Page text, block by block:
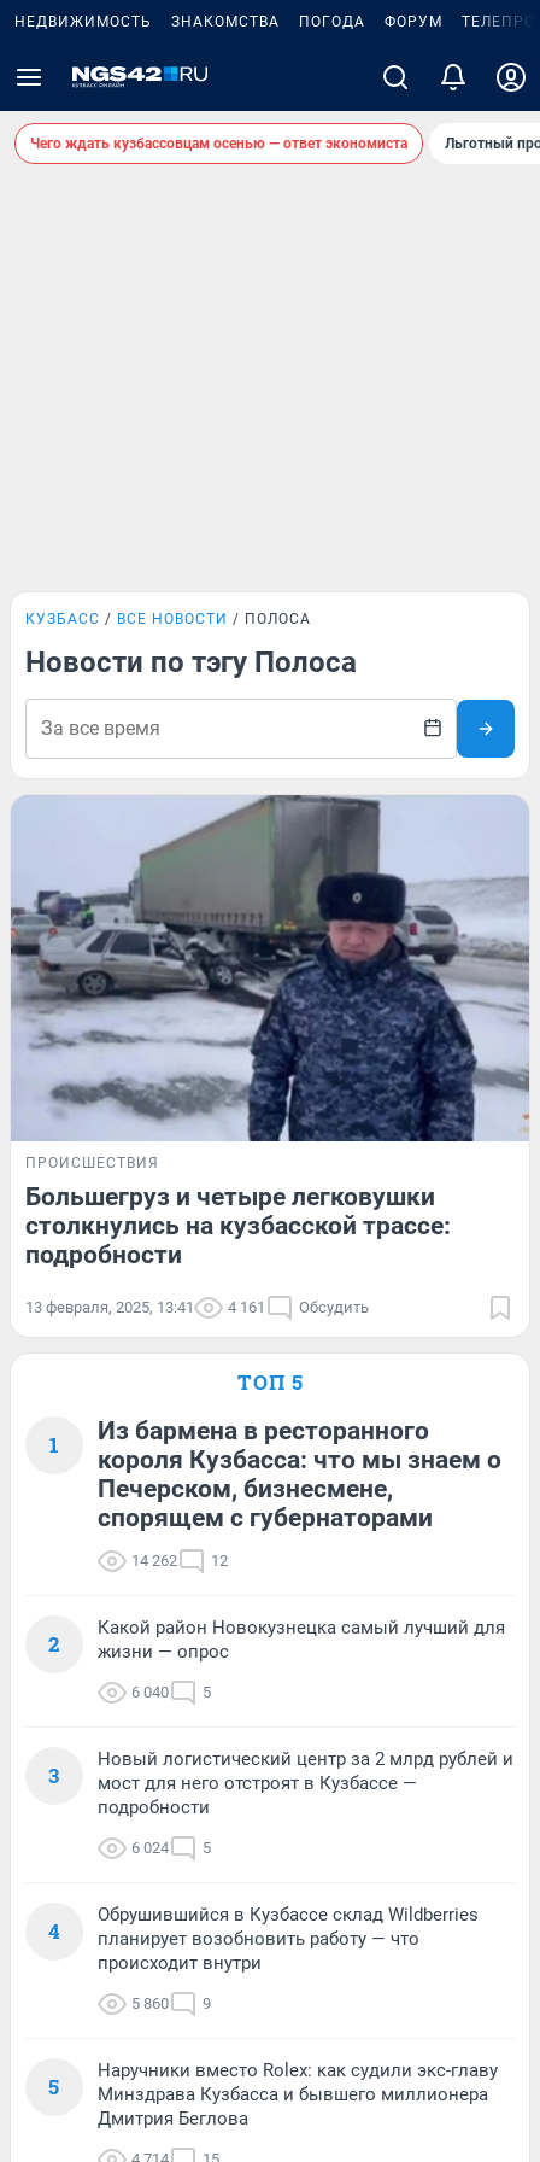
НЕДВИЖИМОСТЬ ЗНАКОМСТВА ПОГОДА ФОРУМ
Чего ждать кузбассовцам осенью — ответ экономиста Льготный
КУЗБАСС ВСЕ НОВОСТИ ПОЛОСА
Новости по тэгу Полоса
ПРОИСШЕСТВИЯ
Большегруз и четыре легковушки
столкнулись на кузбасской трассе:
подробности
13 февраля, 2025, 13:41 4 161 Обсудить
ТОП 5
1
Из бармена в ресторанного
короля Кузбасса: что мы знаем о
Печерском, бизнесмене,
спорящем с губернаторами
14 262 12
2
Какой район Новокузнецка самый лучший для
жизни — опрос
6 040 5
3
Новый логистический центр за 2 млрд рублей и
мост для него отстроят в Кузбассе —
подробности
6 024 5
4
Обрушившийся в Кузбассе склад Wildberries
планирует возобновить работу — что
происходит внутри
5 860 9
5
Наручники вместо Rolex: как судили экс-главу
Минздрава Кузбасса и бывшего миллионера
Дмитрия Беглова